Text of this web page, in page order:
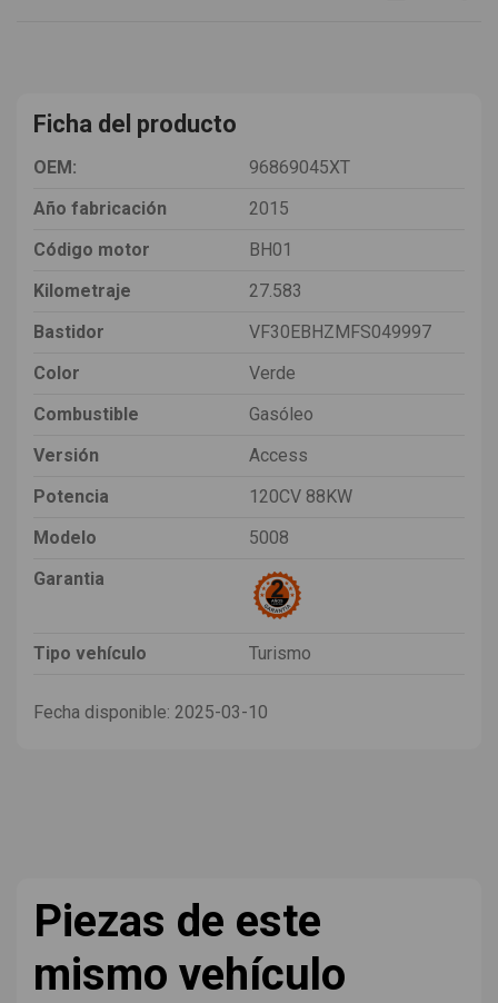
Ficha del producto
OEM:
96869045XT
Año fabricación
2015
Código motor
BH01
Kilometraje
27.583
Bastidor
VF30EBHZMFS049997
Color
Verde
Combustible
Gasóleo
Versión
Access
Potencia
120CV 88KW
Modelo
5008
Garantia
Tipo vehículo Turismo
Fecha disponible: 2025-03-10
Piezas de este
mismo vehículo